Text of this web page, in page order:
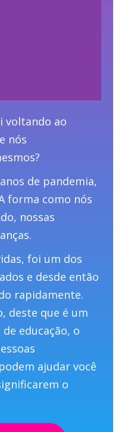
voltando ao
nós
de pandemia,
forma como nós
nossas
foi um dos
e desde então
rapidamente.
deste que é um
educação, o
ajudar você
o